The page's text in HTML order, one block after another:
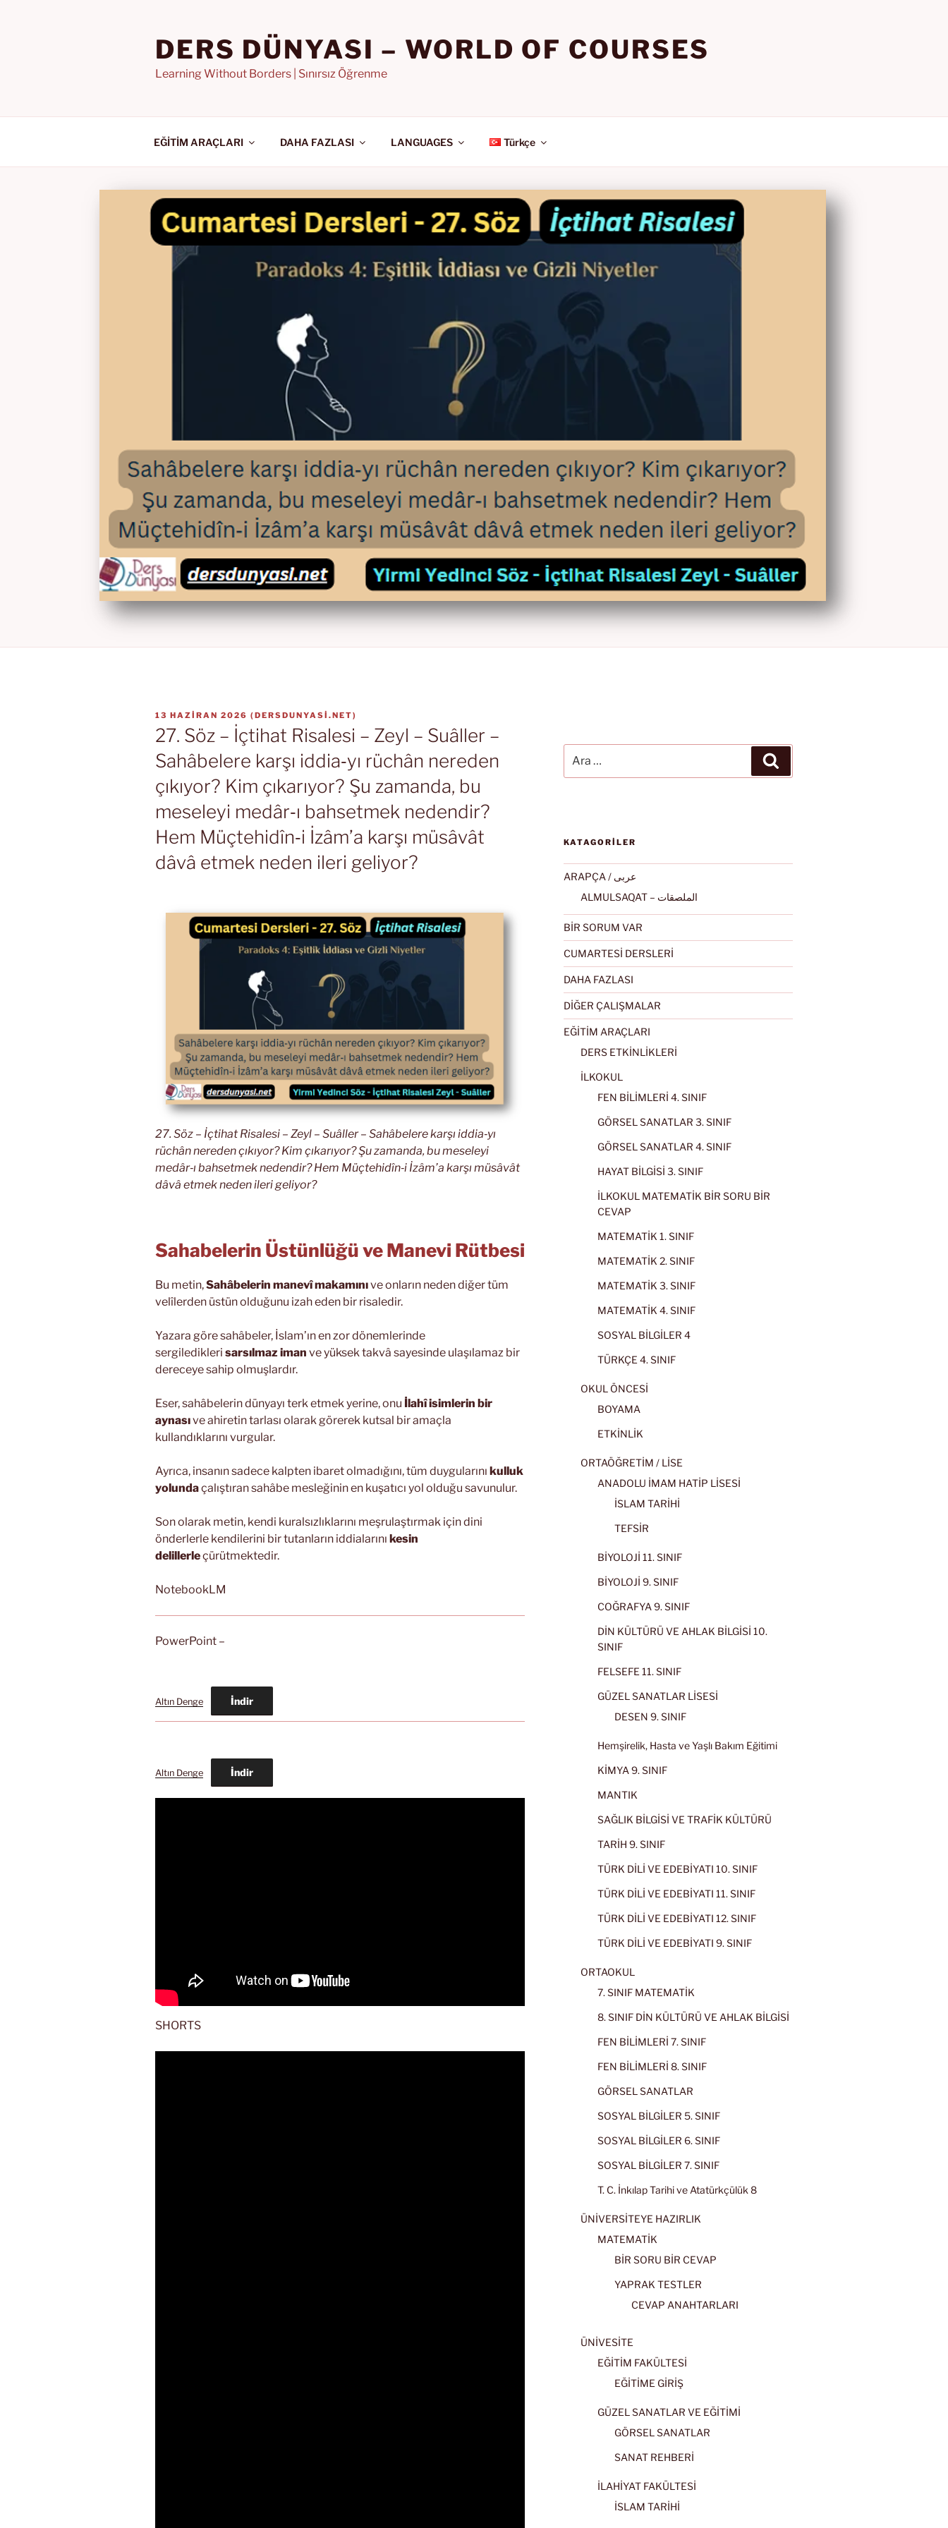
DERS DÜNYASI – WORLD OF COURSES
Learning Without Borders | Sınırsız Öğrenme
EĞİTİM ARAÇLARI DAHA FAZLASI LANGUAGES Türkçe
YAYIM
TARIHI
13 HAZIRAN 2026 (DERSDUNYASI.NET)
27. Söz – İçtihat Risalesi – Zeyl – Suâller –
Sahâbelere karşı iddia‑yı rüchân nereden
çıkıyor? Kim çıkarıyor? Şu zamanda, bu
meseleyi medâr‑ı bahsetmek nedendir?
Hem Müçtehidîn‑i İzâm’a karşı müsâvât
dâvâ etmek neden ileri geliyor?
27. Söz – İçtihat Risalesi – Zeyl – Suâller – Sahâbelere karşı iddia‑yı
rüchân nereden çıkıyor? Kim çıkarıyor? Şu zamanda, bu meseleyi
medâr‑ı bahsetmek nedendir? Hem Müçtehidîn‑i İzâm’a karşı müsâvât
dâvâ etmek neden ileri geliyor?
Sahabelerin Üstünlüğü ve Manevi Rütbesi
Bu metin,Sahâbelerin manevî makamınıve onların neden diğer tüm
velîlerden üstün olduğunu izah eden bir risaledir.
Yazara göre sahâbeler, İslam’ın en zor dönemlerinde
sergiledikleri sarsılmaz iman ve yüksek takvâ sayesinde ulaşılamaz bir
dereceye sahip olmuşlardır.
Eser, sahâbelerin dünyayı terk etmek yerine, onu İlahî isimlerin bir
aynasıve ahiretin tarlası olarak görerek kutsal bir amaçla
kullandıklarını vurgular.
Ayrıca, insanın sadece kalpten ibaret olmadığını, tüm duygularını kulluk
yolundaçalıştıran sahâbe mesleğinin en kuşatıcı yol olduğu savunulur.
Son olarak metin, kendi kuralsızlıklarını meşrulaştırmak için dini
önderlerle kendilerini bir tutanların iddialarını kesin
delillerleçürütmektedir.
NotebookLM
PowerPoint –
Altın Denge İndir
Altın Denge İndir
SHORTS
KATAGORİLER
ARAPÇA / عربى
ALMULSAQAT – الملصقات
BİR SORUM VAR
CUMARTESİ DERSLERİ
DAHA FAZLASI
DİĞER ÇALIŞMALAR
EĞİTİM ARAÇLARI
DERS ETKİNLİKLERİ
İLKOKUL
FEN BİLİMLERİ 4. SINIF
GÖRSEL SANATLAR 3. SINIF
GÖRSEL SANATLAR 4. SINIF
HAYAT BİLGİSİ 3. SINIF
İLKOKUL MATEMATİK BİR SORU BİR
CEVAP
MATEMATİK 1. SINIF
MATEMATİK 2. SINIF
MATEMATİK 3. SINIF
MATEMATİK 4. SINIF
SOSYAL BİLGİLER 4
TÜRKÇE 4. SINIF
OKUL ÖNCESİ
BOYAMA
ETKİNLİK
ORTAÖĞRETİM / LİSE
ANADOLU İMAM HATİP LİSESİ
İSLAM TARİHİ
TEFSİR
BİYOLOJİ 11. SINIF
BİYOLOJİ 9. SINIF
COĞRAFYA 9. SINIF
DİN KÜLTÜRÜ VE AHLAK BİLGİSİ 10.
SINIF
FELSEFE 11. SINIF
GÜZEL SANATLAR LİSESİ
DESEN 9. SINIF
Hemşirelik, Hasta ve Yaşlı Bakım Eğitimi
KİMYA 9. SINIF
MANTIK
SAĞLIK BİLGİSİ VE TRAFİK KÜLTÜRÜ
TARİH 9. SINIF
TÜRK DİLİ VE EDEBİYATI 10. SINIF
TÜRK DİLİ VE EDEBİYATI 11. SINIF
TÜRK DİLİ VE EDEBİYATI 12. SINIF
TÜRK DİLİ VE EDEBİYATI 9. SINIF
ORTAOKUL
7. SINIF MATEMATİK
8. SINIF DİN KÜLTÜRÜ VE AHLAK BİLGİSİ
FEN BİLİMLERİ 7. SINIF
FEN BİLİMLERİ 8. SINIF
GÖRSEL SANATLAR
SOSYAL BİLGİLER 5. SINIF
SOSYAL BİLGİLER 6. SINIF
SOSYAL BİLGİLER 7. SINIF
T. C. İnkılap Tarihi ve Atatürkçülük 8
ÜNİVERSİTEYE HAZIRLIK
MATEMATİK
BİR SORU BİR CEVAP
YAPRAK TESTLER
CEVAP ANAHTARLARI
ÜNİVESİTE
EĞİTİM FAKÜLTESİ
EĞİTİME GİRİŞ
GÜZEL SANATLAR VE EĞİTİMİ
GÖRSEL SANATLAR
SANAT REHBERİ
İLAHİYAT FAKÜLTESİ
İSLAM TARİHİ